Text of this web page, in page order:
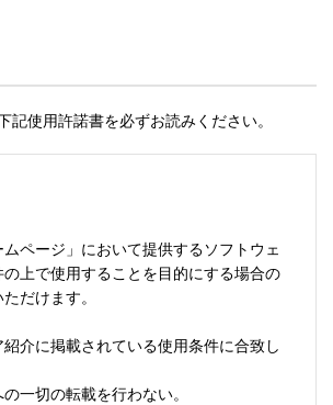
記使用許諾書を必ずお読みください。
ムページ」において提供するソフトウェ
上で使用することを目的にする場合の
だけます。
紹介に掲載されている使用条件に合致し
の一切の転載を行わない。